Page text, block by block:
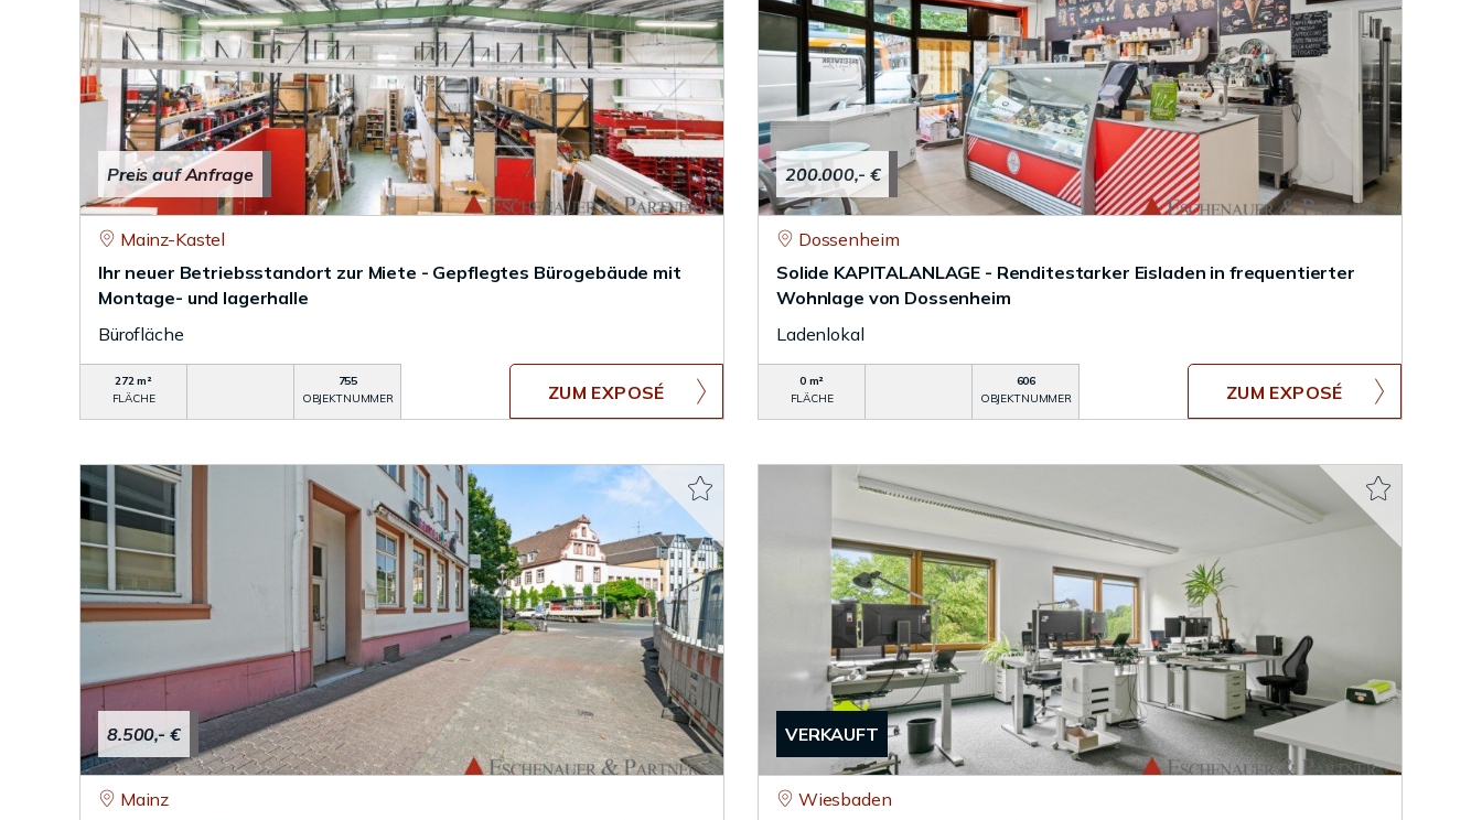
Preis auf Anfrage
Mainz-Kastel
Ihr neuer Betriebsstandort zur Miete - Gepflegtes Bürogebäude mit
Montage- und lagerhalle
Bürofläche
272 m²
FLÄCHE
755
OBJEKTNUMMER
ZUM EXPOSÉ
200.000,- €
Dossenheim
Solide KAPITALANLAGE - Renditestarker Eisladen in frequentierter
Wohnlage von Dossenheim
Ladenlokal
0 m²
FLÄCHE
606
OBJEKTNUMMER
ZUM EXPOSÉ
8.500,- €
Mainz
VERKAUFT
Wiesbaden